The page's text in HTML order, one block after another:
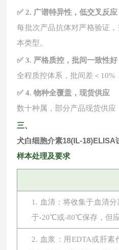
✅ 2. 广谱特异性，低交叉反应
每批次产品抗体对严格验证
本类型。
✅ 3. 严格质控，批间一致性好
全程质控体系，批间差＜ 10%
✅ 4. 物种全覆盖，现货供应
数十种属，部分产品现货供应
三、
犬白细胞介素18(IL-18)ELISA
样本处理及要求
1. 血清：将收集于血清
于-20℃或-80℃保存，但应
2. 血浆：用EDTA或肝